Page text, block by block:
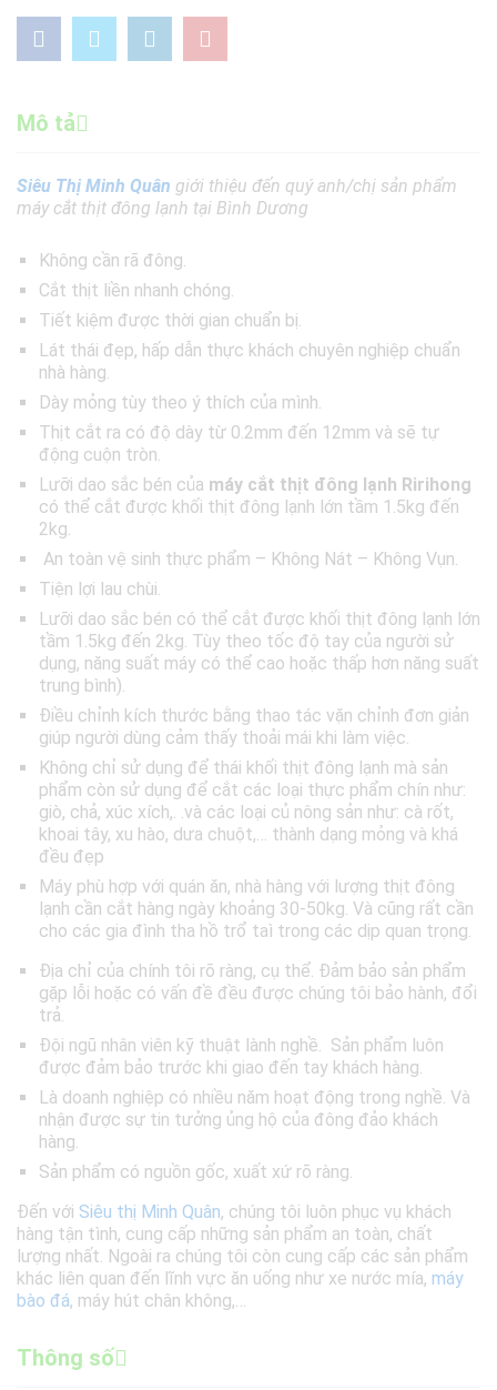
Mô tả
Siêu Thị Minh Quân giới thiệu đến quý anh/chị sản phẩm
máy cắt thịt đông lạnh tại Bình Dương
Không cần rã đông.
Cắt thịt liền nhanh chóng.
Tiết kiệm được thời gian chuẩn bị.
Lát thái đẹp, hấp dẫn thực khách chuyên nghiệp chuẩn
nhà hàng.
Dày mỏng tùy theo ý thích của mình.
Thịt cắt ra có độ dày từ 0.2mm đến 12mm và sẽ tự
động cuộn tròn.
Lưỡi dao sắc bén của máy cắt thịt đông lạnh Ririhong
có thể cắt được khối thịt đông lạnh lớn tầm 1.5kg đến
2kg.
An toàn vệ sinh thực phẩm – Không Nát – Không Vụn.
Tiện lợi lau chùi.
Lưỡi dao sắc bén có thể cắt được khối thịt đông lạnh lớn
tầm 1.5kg đến 2kg. Tùy theo tốc độ tay của người sử
dụng, năng suất máy có thể cao hoặc thấp hơn năng suất
trung bình).
Điều chỉnh kích thước bằng thao tác vặn chỉnh đơn giản
giúp người dùng cảm thấy thoải mái khi làm việc.
Không chỉ sử dụng để thái khối thịt đông lạnh mà sản
phẩm còn sử dụng để cắt các loại thực phẩm chín như:
giò, chả, xúc xích,. .và các loại củ nông sản như: cà rốt,
khoai tây, xu hào, dưa chuột,… thành dạng mỏng và khá
đều đẹp
Máy phù hợp với quán ăn, nhà hàng với lượng thịt đông
lạnh cần cắt hàng ngày khoảng 30-50kg. Và cũng rất cần
cho các gia đình tha hồ trổ taì trong các dịp quan trọng.
Địa chỉ của chính tôi rõ ràng, cụ thể. Đảm bảo sản phẩm
gặp lỗi hoặc có vấn đề đều được chúng tôi bảo hành, đổi
trả.
Đội ngũ nhân viên kỹ thuật lành nghề. Sản phẩm luôn
được đảm bảo trước khi giao đến tay khách hàng.
Là doanh nghiệp có nhiều năm hoạt động trong nghề. Và
nhận được sự tin tưởng ủng hộ của đông đảo khách
hàng.
Sản phẩm có nguồn gốc, xuất xứ rõ ràng.
Đến với Siêu thị Minh Quân, chúng tôi luôn phục vụ khách
hàng tận tình, cung cấp những sản phẩm an toàn, chất
lượng nhất. Ngoài ra chúng tôi còn cung cấp các sản phẩm
khác liên quan đến lĩnh vực ăn uống như xe nước mía, máy
bào đá, máy hút chân không,…
Thông số